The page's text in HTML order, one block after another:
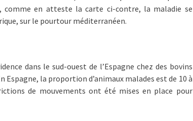
comme en atteste la carte ci-contre, la maladie se
sur le pourtour méditerranéen.
dans le sud-ouest de l’Espagne chez des bovins
Espagne, la proportion d’animaux malades est de 10 à
de mouvements ont été mises en place pour